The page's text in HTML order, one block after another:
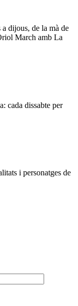
dijous, de la mà de
March amb La
cada dissabte per
i personatges de